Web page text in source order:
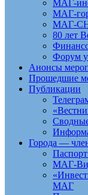
МАГ-
МАГ-
МАГ-
80 лет
Форум
Анонсы
Прошедшие
Публикации
Города —
МАГ-
МАГ